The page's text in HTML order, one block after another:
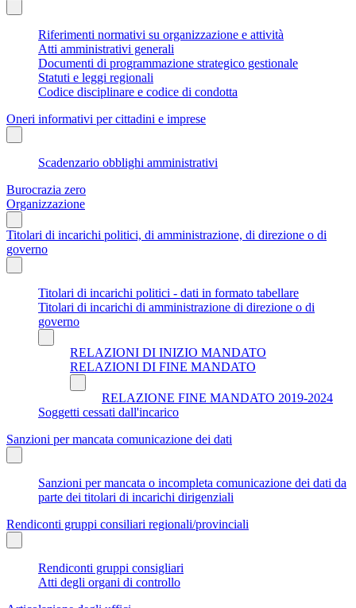
Riferimenti normativi su organizzazione e attività
Atti amministrativi generali
Documenti di programmazione strategico gestionale
Statuti e leggi regionali
Codice disciplinare e codice di condotta
Oneri informativi per cittadini e imprese
Scadenzario obblighi amministrativi
Burocrazia zero
Organizzazione
Titolari di incarichi politici, di amministrazione, di direzione o di
governo
Titolari di incarichi politici - dati in formato tabellare
Titolari di incarichi di amministrazione di direzione o di
governo
RELAZIONI DI INIZIO MANDATO
RELAZIONI DI FINE MANDATO
RELAZIONE FINE MANDATO 2019-2024
Soggetti cessati dall'incarico
Sanzioni per mancata comunicazione dei dati
Sanzioni per mancata o incompleta comunicazione dei dati da
parte dei titolari di incarichi dirigenziali
Rendiconti gruppi consiliari regionali/provinciali
Rendiconti gruppi consigliari
Atti degli organi di controllo